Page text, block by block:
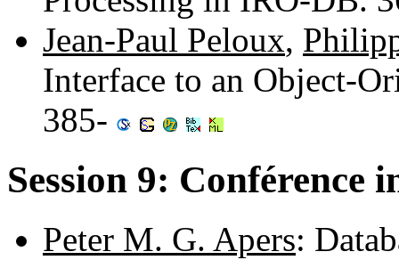
Jean-Paul Peloux,
Interface to an Object-
385-
Session 9: Conférence
Peter M. G. Apers: